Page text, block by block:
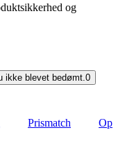
og
ikke blevet bedømt. 0
Prismatch
Op